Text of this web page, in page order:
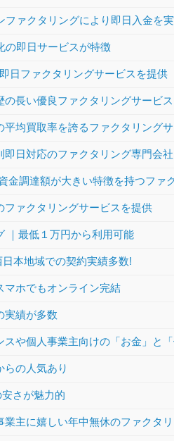
ァクタリングにより即日入金を実
の即日サービスが特徴
日ファクタリングサービスを提供
の長い優良ファクタリングサービス
平均買取率を誇るファクタリング
即日対応のファクタリング専門会社
金調達額が大きい特徴を持つファ
ファクタリングサービスを提供
｜最低１万円から利用可能
本地域での契約実績多数!
マホでもオンライン完結
実績が多数
スや個人事業主向けの「お金」と
らの人気あり
さが魅力的
業主に嬉しい年中無休のファクタ